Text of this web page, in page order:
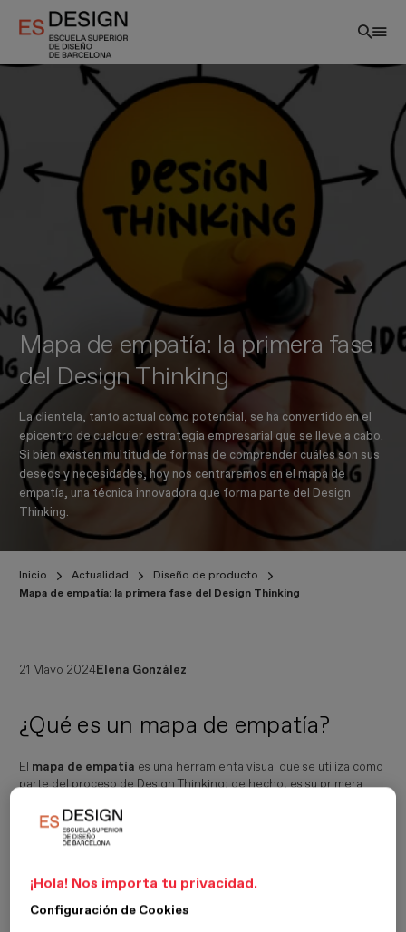
contenido
principal
Mapa de empatía: la primera fase
del Design Thinking
La clientela, tanto actual como potencial, se ha convertido en el
epicentro de cualquier estrategia empresarial que se lleve a cabo.
Si bien existen multitud de formas de comprender cuáles son sus
deseos y necesidades, hoy nos centraremos en el mapa de
empatía, una técnica innovadora que forma parte del Design
Thinking.
Inicio Actualidad
Diseño de producto
Mapa de empatía: la primera fase del Design Thinking
21 Mayo 2024Elena González
¿Qué es un mapa de empatía?
El mapa de empatía es una herramienta visual que se utiliza como
parte del proceso de Design Thinking; de hecho, es su primera
la clientela o a las personas usuarias de un producto o servicio, con
el objetivo de conseguir una visión holística.
motivaciones y frustraciones de estas personas se colocan en
diferentes categorías, así como otros aspectos relativos a la
¡Hola! Nos importa tu privacidad.
Configuración de Cookies